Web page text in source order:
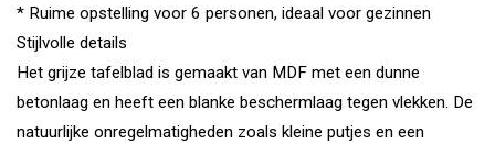
* Ruime opstelling voor 6 personen, ideaal voor gezinnen
Stijlvolle details
Het grijze tafelblad is gemaakt van MDF met een dunne
betonlaag en heeft een blanke beschermlaag tegen vlekken. De
natuurlijke onregelmatigheden zoals kleine putjes en een